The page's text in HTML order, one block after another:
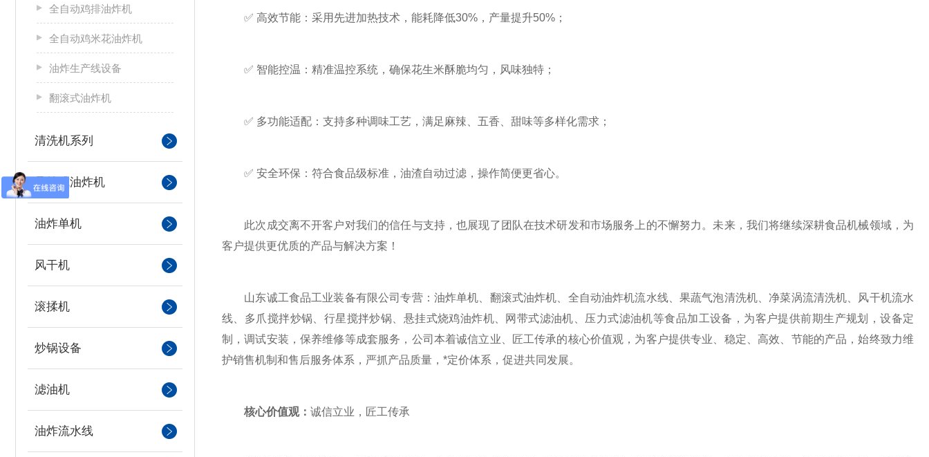
全自动鸡排油炸机
全自动鸡米花油炸机
油炸生产线设备
翻滚式油炸机
清洗机系列
悬挂式油炸机
油炸单机
风干机
滚揉机
炒锅设备
滤油机
油炸流水线
✅ 高效节能：采用先进加热技术，能耗降低30%，产量提升50%；
✅ 智能控温：精准温控系统，确保花生米酥脆均匀，风味独特；
✅ 多功能适配：支持多种调味工艺，满足麻辣、五香、甜味等多样化需求；
✅ 安全环保：符合食品级标准，油渣自动过滤，操作简便更省心。
此次成交离不开客户对我们的信任与支持，也展现了团队在技术研发和市场服务上的不懈努力。未来，我们将继续深耕食品机械领域，为
客户提供更优质的产品与解决方案！
山东诚工食品工业装备有限公司专营：油炸单机、翻滚式油炸机、全自动油炸机流水线、果蔬气泡清洗机、净菜涡流清洗机、风干机流水
线、多爪搅拌炒锅、行星搅拌炒锅、悬挂式烧鸡油炸机、网带式滤油机、压力式滤油机等食品加工设备，为客户提供前期生产规划，设备定
制，调试安装，保养维修等成套服务，公司本着诚信立业、匠工传承的核心价值观，为客户提供专业、稳定、高效、节能的产品，始终致力维
护销售机制和售后服务体系，严抓产品质量，*定价体系，促进共同发展。
核心价值观： 诚信立业，匠工传承